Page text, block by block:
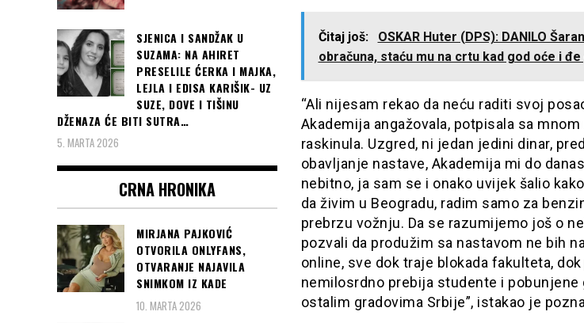
Čitaj još:
OSKAR Huter (DPS): DANILO
obračuna, staću mu na crtu kad god oće i
“Ali nijesam rekao da neću raditi svoj
Akademija angažovala, potpisala sa
raskinula. Uzgred, ni jedan jedini dinar,
obavljanje nastave, Akademija mi do
nebitno, ja sam se i onako uvijek šalio
da živim u Beogradu, radim samo za
prebrzu vožnju. Da se razumijemo još o
pozvali da produžim sa nastavom ne bih
online, sve dok traje blokada fakulteta,
nemilosrdno prebija studente i pobunjene
ostalim gradovima Srbije”, istakao je
SJENICA I SANDŽAK U
SUZAMA: NA AHIRET
PRESELILE ĆERKA I MAJKA,
LEJLA I EDISA KARIŠIK- UZ
SUZE, DOVE I TIŠINU
DŽENAZA ĆE BITI SUTRA…
5. MARTA 2026
CRNA HRONIKA
MIRJANA PAJKOVIĆ
OTVORILA ONLYFANS,
OTVARANJE NAJAVILA
SNIMKOM IZ KADE
10. MARTA 2026